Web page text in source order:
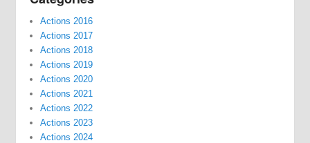
Actions 2016
Actions 2017
Actions 2018
Actions 2019
Actions 2020
Actions 2021
Actions 2022
Actions 2023
Actions 2024